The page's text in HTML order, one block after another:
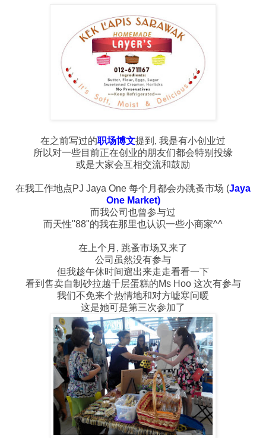
在之前写过的职场博文提到, 我是有小创业过
所以对一些目前正在创业的朋友们都会特别投缘
或是大家会互相交流和鼓励
在我工作地点PJ Jaya One 每个月都会办跳蚤市场 (Jaya
One Market)
而我公司也曾参与过
而天性"88"的我在那里也认识一些小商家^^
在上个月, 跳蚤市场又来了
公司虽然没有参与
但我趁午休时间遛出来走走看看一下
看到售卖自制砂拉越千层蛋糕的Ms Hoo 这次有参与
我们不免来个热情地和对方嘘寒问暖
这是她可是第三次参加了